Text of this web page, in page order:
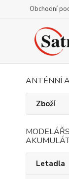
Obchodní
ANTÉNNÍ
Zboží
Letadla